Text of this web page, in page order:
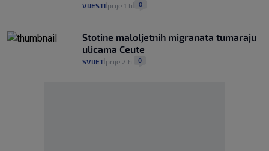
VIJESTI prije 1 h 0
Stotine maloljetnih migranata tumaraju
ulicama Ceute
SVIJET prije 2 h 0